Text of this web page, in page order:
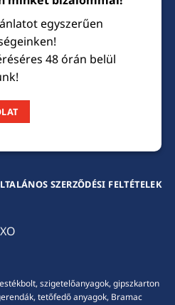
egyszerűen
48 órán belül
SZERZŐDÉSI FELTÉTELEK
szigetelőanyagok, gipszkarton
tetőfedő anyagok, Bramac